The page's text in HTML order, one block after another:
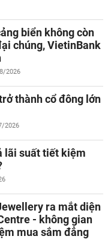
biển không còn
chúng, VietinBank
2026
thành cổ đông lớn
2026
lãi suất tiết kiệm
ra mắt diện
- không gian
mua sắm đẳng